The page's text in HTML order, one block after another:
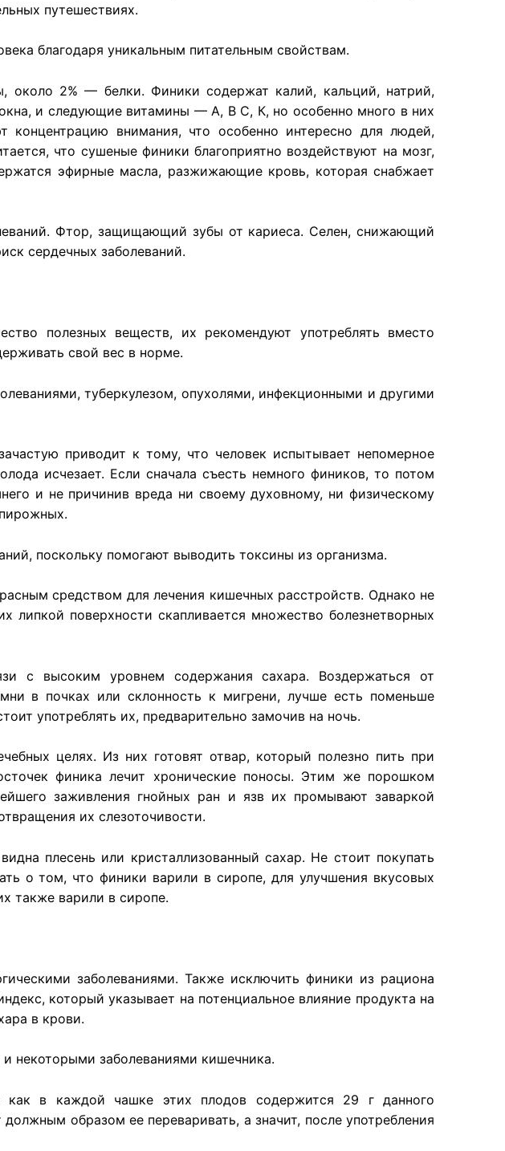
путешествиях.
благодаря уникальным питательным свойствам.
2% — белки. Финики содержат калий, кальций, натрий,
и следующие витамины — А, В С, К, но особенно много в них
внимания, что особенно интересно для людей,
что сушеные финики благоприятно воздействуют на мозг,
эфирные масла, разжижающие кровь, которая снабжает
Фтор, защищающий зубы от кариеса. Селен, снижающий
сердечных заболеваний.
полезных веществ, их рекомендуют употреблять вместо
свой вес в норме.
туберкулезом, опухолями, инфекционными и другими
приводит к тому, что человек испытывает непомерное
исчезает. Если сначала съесть немного фиников, то потом
и не причинив вреда ни своему духовному, ни физическому
поскольку помогают выводить токсины из организма.
средством для лечения кишечных расстройств. Однако не
поверхности скапливается множество болезнетворных
с высоким уровнем содержания сахара. Воздержаться от
в почках или склонность к мигрени, лучше есть поменьше
употреблять их, предварительно замочив на ночь.
целях. Из них готовят отвар, который полезно пить при
финика лечит хронические поносы. Этим же порошком
заживления гнойных ран и язв их промывают заваркой
их слезоточивости.
плесень или кристаллизованный сахар. Не стоит покупать
о том, что финики варили в сиропе, для улучшения вкусовых
также варили в сиропе.
заболеваниями. Также исключить финики из рациона
который указывает на потенциальное влияние продукта на
в крови.
некоторыми заболеваниями кишечника.
в каждой чашке этих плодов содержится 29 г данного
образом ее переваривать, а значит, после употребления